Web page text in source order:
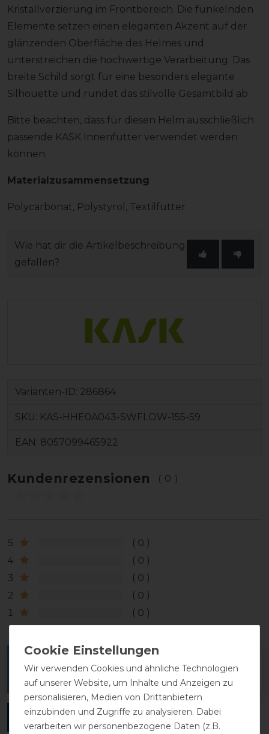
Kristallverzierung im Frontbereich. Die funkelnden
Elemente setzen einen eleganten Akzent auf der
glänzenden Oberfläche des Helmes und
unterstreichen die hochwertige Verarbeitung. Das
breite Schild sorgt für eine besonders elegante
Silhouette und rundet das stilvolle Gesamtbild ab.
Bitte beachten, dass für diesen Helm ausschließlich
passende KASK Innenfutter verwendet werden
können.
Materialzusammensetzung
Polycarbonat, Polystyrol, Textilfutter
Wie hat dir die Artikelbeschreibung
gefallen?
Varianten-ID: 286864
SKU: KAS-HHE0A043-SWFLOW-155-59
EAN: 8057099465922
Kundenrezensionen (0)
5
0
4
0
3
0
2
0
1
0
Melde dich an, um eine Kundenrezension zu
verfassen.
ANMELDEN
Wir verwenden Cookies und ähnliche Technologien
auf unserer Website, um Inhalte und Anzeigen zu
personalisieren, Medien von Drittanbietern
einzubinden und Zugriffe zu analysieren. Dabei
verarbeiten wir personenbezogene Daten (z.B.